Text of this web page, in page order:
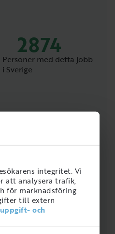
integritet. Vi
att analysera trafik,
för marknadsföring.
till extern
och
2874
Personer med detta jobb
i Sverige